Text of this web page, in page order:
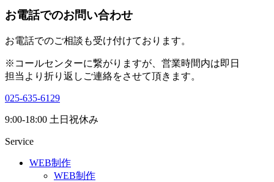
お電話でのお問い合わせ
お電話でのご相談も受け付けております。
※コールセンターに繋がりますが、営業時間内は即日
担当より折り返しご連絡をさせて頂きます。
025-635-6129
9:00-18:00 土日祝休み
Service
WEB制作
WEB制作